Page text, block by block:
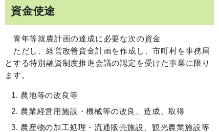
資金使途
青年等就農計画の達成に必要な次の資金
ただし、経営改善資金計画を作成し、市町村を事務局
とする特別融資制度推進会議の認定を受けた事業に限り
ます。
農地等の改良等
農業経営用施設・機械等の改良、造成、取得
農産物の加工処理・流通販売施設、観光農業施設等